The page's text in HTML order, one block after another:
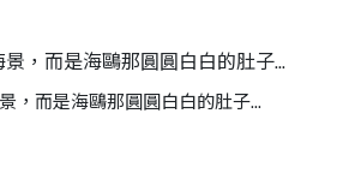
，而是海鷗那圓圓白白的肚子...